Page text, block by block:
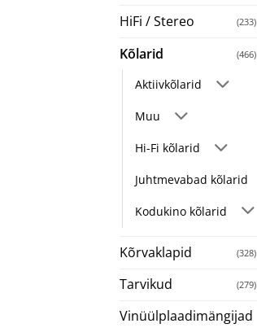
HiFi / Stereo (233)
Kõlarid (466)
Aktiivkõlarid
Muu
Hi-Fi kõlarid
Juhtmevabad kõlarid
Kodukino kõlarid
Kõrvaklapid (328)
Tarvikud (279)
Vinüülplaadimängijad